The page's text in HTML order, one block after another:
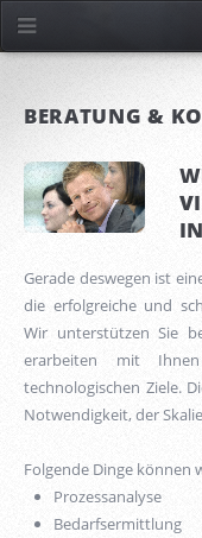
BERATUNG &
Gerade deswegen ist
die erfolgreiche und
Wir unterstützen Sie
erarbeiten mit
technologischen Ziele.
Notwendigkeit, der
Folgende Dinge können
Prozessanalyse
Bedarfsermittlung